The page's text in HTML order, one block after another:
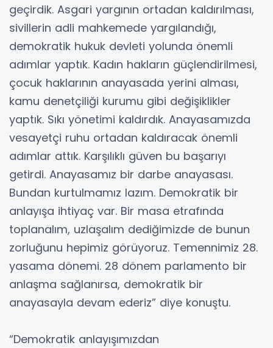
geçirdik. Asgari yargının ortadan kaldırılması,
sivillerin adli mahkemede yargılandığı,
demokratik hukuk devleti yolunda önemli
adımlar yaptık. Kadın hakların güçlendirilmesi,
çocuk haklarının anayasada yerini alması,
kamu denetçiliği kurumu gibi değişiklikler
yaptık. Sıkı yönetimi kaldırdık. Anayasamızda
vesayetçi ruhu ortadan kaldıracak önemli
adımlar attık. Karşılıklı güven bu başarıyı
getirdi. Anayasamız bir darbe anayasası.
Bundan kurtulmamız lazım. Demokratik bir
anlayışa ihtiyaç var. Bir masa etrafında
toplanalım, uzlaşalım dediğimizde de bunun
zorluğunu hepimiz görüyoruz. Temennimiz 28.
yasama dönemi. 28 dönem parlamento bir
anlaşma sağlanırsa, demokratik bir
anayasayla devam ederiz” diye konuştu.
“Demokratik anlayışımızdan